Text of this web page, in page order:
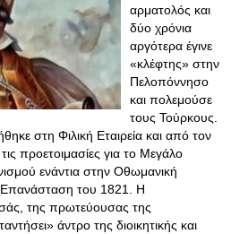
αρματολός και
δύο χρόνια
αργότερα έγινε
«κλέφτης» στην
Πελοπόννησο
και πολεμούσε
τους Τούρκους.
στη Φιλική Εταιρεία και από τον
προετοιμασίες για το Μεγάλο
ενάντια στην Οθωμανική
Επανάσταση του 1821. Η
της πρωτεύουσας της
άντρο της διοικητικής και